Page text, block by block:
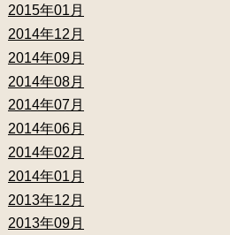
2015年01月
2014年12月
2014年09月
2014年08月
2014年07月
2014年06月
2014年02月
2014年01月
2013年12月
2013年09月